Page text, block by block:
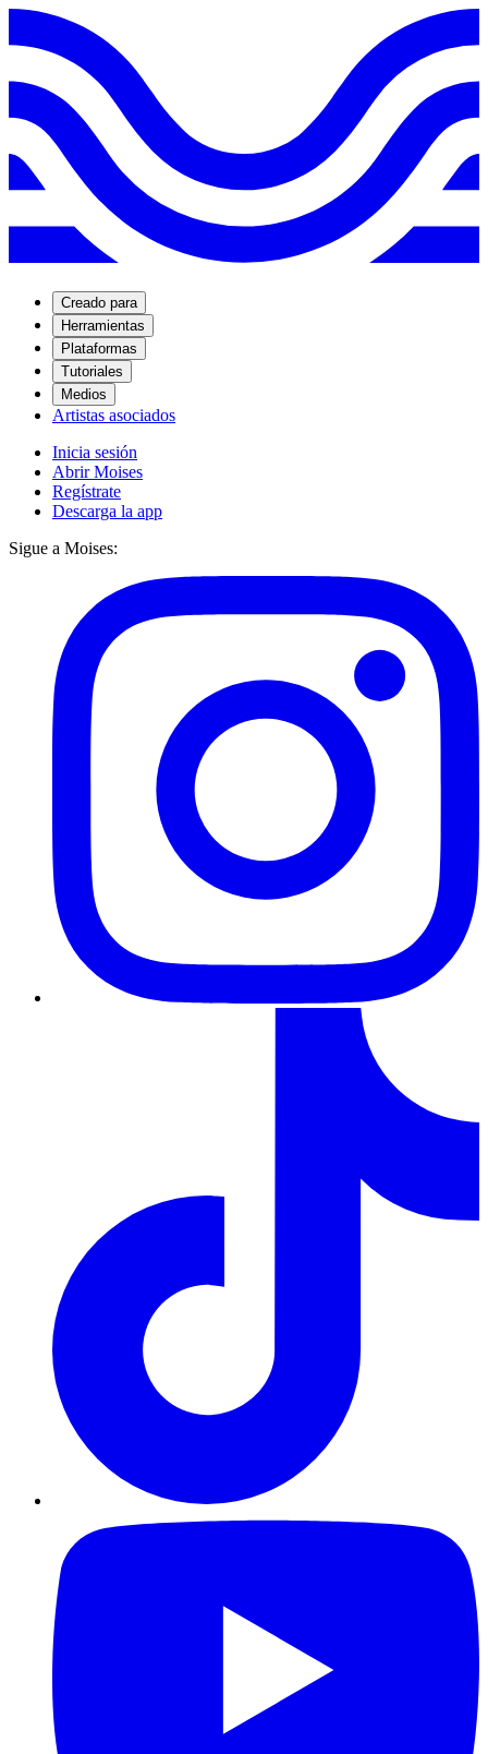
Creado para
Herramientas
Plataformas
Tutoriales
Medios
Artistas asociados
Inicia sesión
Abrir Moises
Regístrate
Descarga la app
Sigue a Moises: